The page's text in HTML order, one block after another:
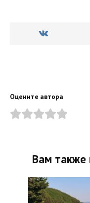
Оцените автора
Вам также